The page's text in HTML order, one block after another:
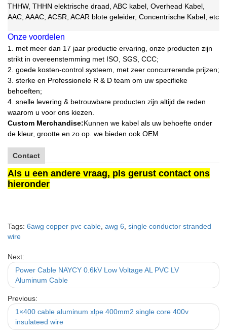
THHW, THHN elektrische draad, ABC kabel, Overhead Kabel,
AAC, AAAC, ACSR, ACAR blote geleider, Concentrische Kabel, etc
Onze voordelen
1. met meer dan 17 jaar productie ervaring, onze producten zijn
strikt in overeenstemming met ISO, SGS, CCC;
2. goede kosten-control systeem, met zeer concurrerende prijzen;
3. sterke en Professionele R & D team om uw specifieke
behoeften;
4. snelle levering & betrouwbare producten zijn altijd de reden
waarom u voor ons kiezen.
Custom Merchandise:Kunnen we kabel als uw behoefte onder
de kleur, grootte en zo op. we bieden ook OEM
Contact
Als u een andere vraag, pls gerust contact ons
hieronder
Tags: 6awg copper pvc cable awg 6 single conductor stranded
wire
Next:
Power Cable NAYCY 0.6kV Low Voltage AL PVC LV
Aluminum Cable
Previous:
1×400 cable aluminum xlpe 400mm2 single core 400v
insulateed wire